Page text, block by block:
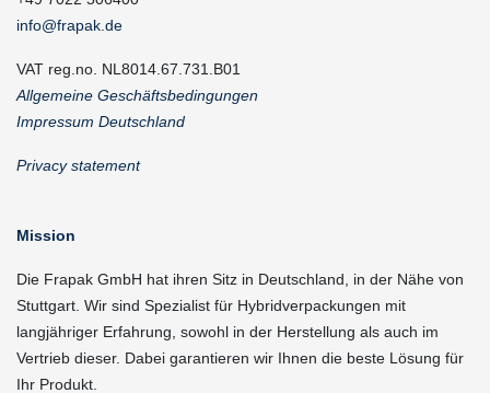
info@frapak.de
VAT reg.no. NL8014.67.731.B01
Allgemeine Geschäftsbedingungen
Impressum Deutschland
Privacy statement
Mission
Die Frapak GmbH hat ihren Sitz in Deutschland, in der Nähe von
Stuttgart. Wir sind Spezialist für Hybridverpackungen mit
langjähriger Erfahrung, sowohl in der Herstellung als auch im
Vertrieb dieser. Dabei garantieren wir Ihnen die beste Lösung für
Ihr Produkt.